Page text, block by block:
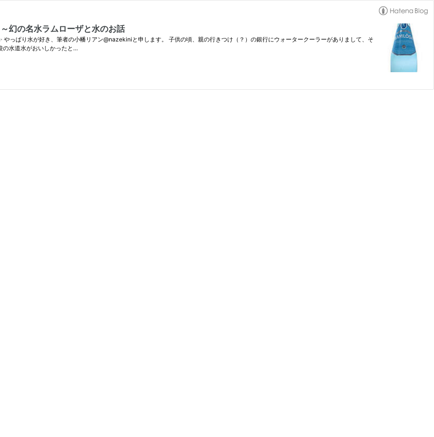
幻の名水ラムローザと水のお話
っぱり水が好き、筆者の小幡リアン@nazekiniと申します。 子供の頃、親の行きつけ（？）の銀行にウォータークーラーがありまして、そ
の水道水がおいしかったと…